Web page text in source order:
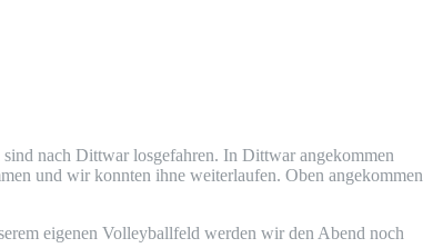
nach Ditt­war los­ge­fah­ren. In Ditt­war ange­kom­men
und wir konn­ten ihne wei­ter­lau­fen. Oben ange­kom­men
eige­nen Vol­ley­ball­feld wer­den wir den Abend noch